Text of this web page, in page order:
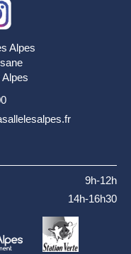
Alpes
9h-12h
14h-16h30